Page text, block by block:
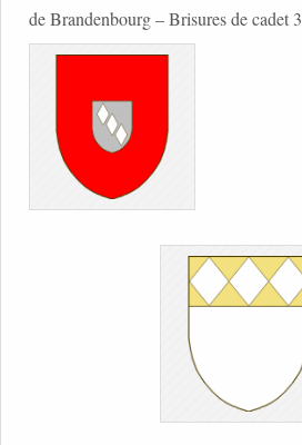
de Brandenbourg – Brisures de cadet 3